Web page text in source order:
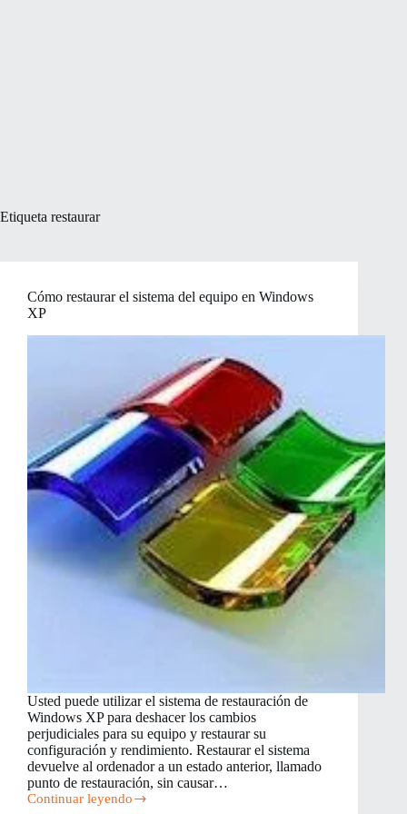
Etiqueta restaurar
Cómo restaurar el sistema del equipo en Windows
XP
Usted puede utilizar el sistema de restauración de
Windows XP para deshacer los cambios
perjudiciales para su equipo y restaurar su
configuración y rendimiento. Restaurar el sistema
devuelve al ordenador a un estado anterior, llamado
punto de restauración, sin causar…
Continuar leyendo
Cómo